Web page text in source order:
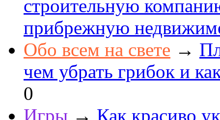
строительную
прибрежную
Обо всем на свете →
чем убрать грибок и
0
Игры → Как красиво